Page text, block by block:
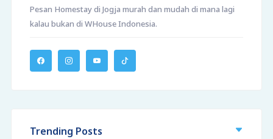
Pesan Homestay di Jogja murah dan mudah di mana lagi
kalau bukan di WHouse Indonesia.
Trending Posts